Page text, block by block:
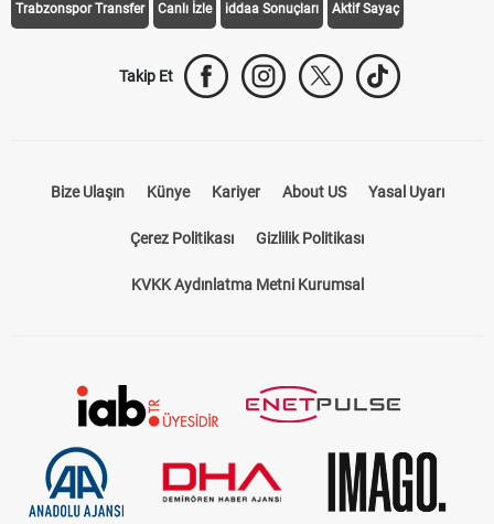
Trabzonspor Transfer Canlı İzle iddaa Sonuçları Aktif Sayaç
Takip Et
Bize Ulaşın Künye Kariyer About US Yasal Uyarı
Çerez Politikası Gizlilik Politikası
KVKK Aydınlatma Metni Kurumsal